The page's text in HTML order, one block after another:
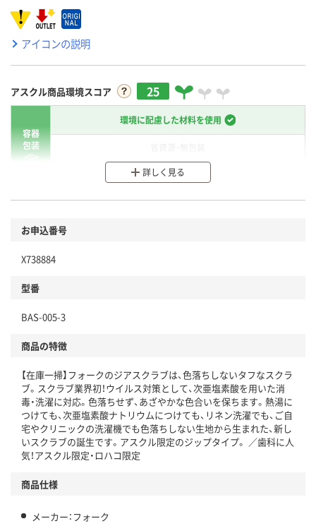
アイコンの説明
アスクル商品環境スコア 25
容器
包装
環境に配慮した材料を使用
分別・リサイクルしやすい設計
商品
本体
仕組
この商品の環境配慮ポイントです。下記商品詳細「
アスクル商品環境スコア詳細／加点項目
」で確認できます。
詳しく見る
お申込番号
X738884
型番
BAS-005-3
商品の特徴
【在庫一掃】フォークのジアスクラブは、色落ちしないタフなスクラ
ブ。スクラブ業界初！ウイルス対策として、次亜塩素酸を用いた消
毒・洗濯に対応。色落ちせず、あざやかな色合いを保ちます。熱湯に
つけても、次亜塩素酸ナトリウムにつけても、リネン洗濯でも、ご自
宅やクリニックの洗濯機でも色落ちしない生地から生まれた、新し
いスクラブの誕生です。アスクル限定のジップタイプ。 ／歯科に人
気！アスクル限定・ロハコ限定
商品仕様
メーカー：フォーク